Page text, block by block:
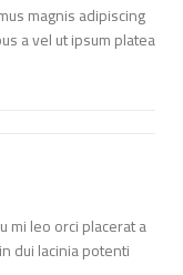
magnis adipiscing
a vel ut ipsum platea
mi leo orci placerat a
dui lacinia potenti